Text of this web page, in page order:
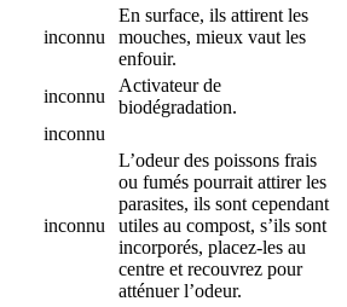
inconnu
En surface, ils attirent les
mouches, mieux vaut les
enfouir.
inconnu
Activateur de
biodégradation.
inconnu
inconnu
L’odeur des poissons frais
ou fumés pourrait attirer les
parasites, ils sont cependant
utiles au compost, s’ils sont
incorporés, placez-les au
centre et recouvrez pour
atténuer l’odeur.